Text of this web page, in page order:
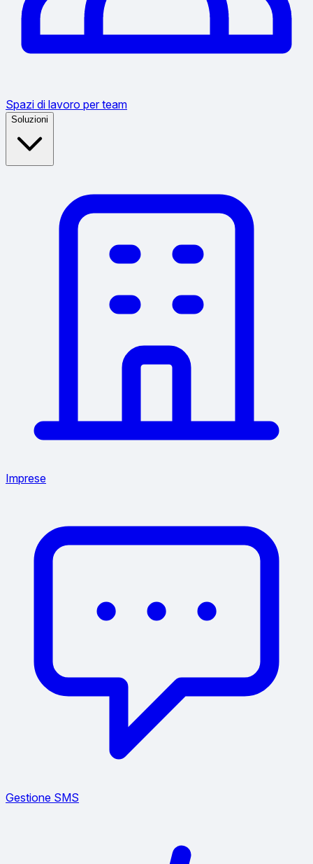
Spazi di lavoro per team
Soluzioni
Imprese
Gestione SMS